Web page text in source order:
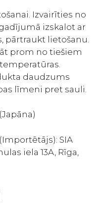
Izvairīties no
izskalot ar
pārtraukt lietošanu.
prom no tiešiem
daudzums
līmeni pret sauli.
SIA
iela 13A, Rīga,